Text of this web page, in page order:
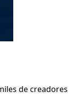
de creadores